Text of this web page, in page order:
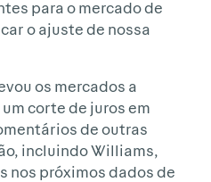
para o mercado de
o ajuste de nossa
os mercados a
corte de juros em
de outras
incluindo Williams,
nos próximos dados de